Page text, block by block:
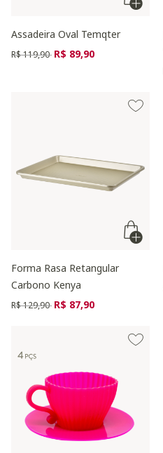
Assadeira Oval Temqter
Preço reduzido de
R$ 119,90 para
R$ 89,90
Forma Rasa Retangular
Carbono Kenya
Preço reduzido de
R$ 129,90 para
R$ 87,90